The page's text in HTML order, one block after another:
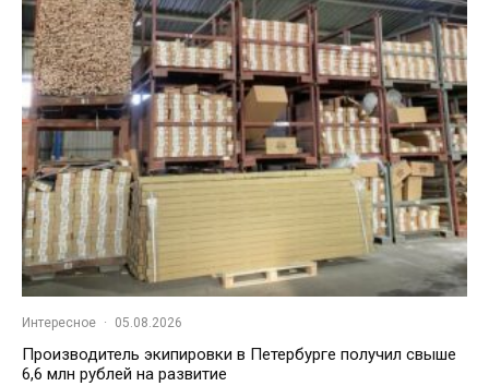
Интересное · 05.08.2026
Производитель экипировки в Петербурге получил свыше
6,6 млн рублей на развитие